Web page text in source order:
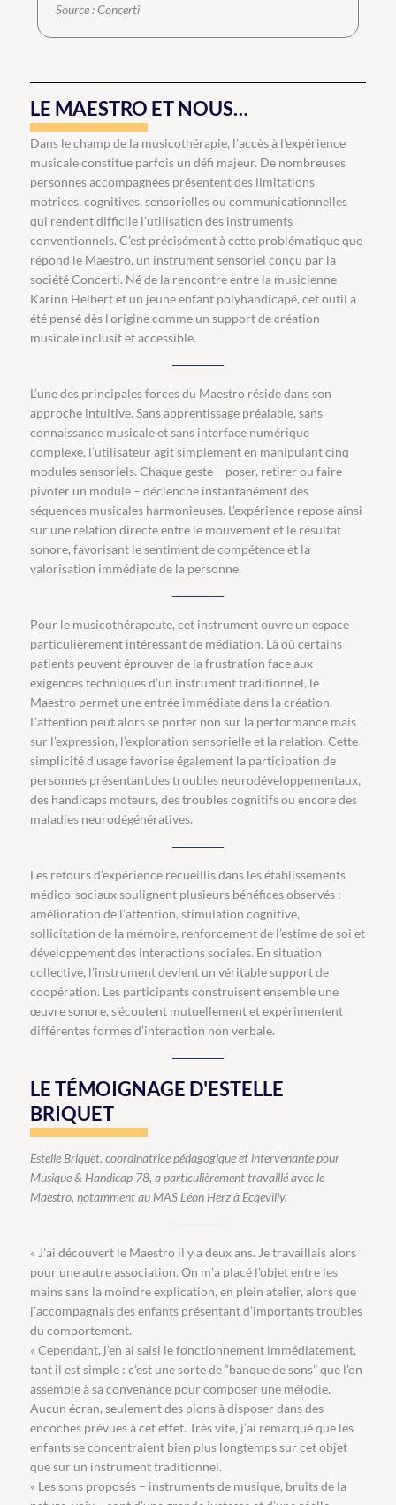
Source : Concerti
LE MAESTRO ET NOUS…
Dans le champ de la musicothérapie, l’accès à l’expérience
musicale constitue parfois un défi majeur. De nombreuses
personnes accompagnées présentent des limitations
motrices, cognitives, sensorielles ou communicationnelles
qui rendent difficile l’utilisation des instruments
conventionnels. C’est précisément à cette problématique que
répond le Maestro, un instrument sensoriel conçu par la
société Concerti. Né de la rencontre entre la musicienne
Karinn Helbert et un jeune enfant polyhandicapé, cet outil a
été pensé dès l’origine comme un support de création
musicale inclusif et accessible.
L’une des principales forces du Maestro réside dans son
approche intuitive. Sans apprentissage préalable, sans
connaissance musicale et sans interface numérique
complexe, l’utilisateur agit simplement en manipulant cinq
modules sensoriels. Chaque geste – poser, retirer ou faire
pivoter un module – déclenche instantanément des
séquences musicales harmonieuses. L’expérience repose ainsi
sur une relation directe entre le mouvement et le résultat
sonore, favorisant le sentiment de compétence et la
valorisation immédiate de la personne.
Pour le musicothérapeute, cet instrument ouvre un espace
particulièrement intéressant de médiation. Là où certains
patients peuvent éprouver de la frustration face aux
exigences techniques d’un instrument traditionnel, le
Maestro permet une entrée immédiate dans la création.
L’attention peut alors se porter non sur la performance mais
sur l’expression, l’exploration sensorielle et la relation. Cette
simplicité d’usage favorise également la participation de
personnes présentant des troubles neurodéveloppementaux,
des handicaps moteurs, des troubles cognitifs ou encore des
maladies neurodégénératives.
Les retours d’expérience recueillis dans les établissements
médico-sociaux soulignent plusieurs bénéfices observés :
amélioration de l’attention, stimulation cognitive,
sollicitation de la mémoire, renforcement de l’estime de soi et
développement des interactions sociales. En situation
collective, l’instrument devient un véritable support de
coopération. Les participants construisent ensemble une
œuvre sonore, s’écoutent mutuellement et expérimentent
différentes formes d’interaction non verbale.
LE TÉMOIGNAGE D'ESTELLE
BRIQUET
Estelle Briquet, coordinatrice pédagogique et intervenante pour
Musique & Handicap 78, a particulièrement travaillé avec le
Maestro, notamment au MAS Léon Herz à Ecqevilly.
« J’ai découvert le Maestro il y a deux ans. Je travaillais alors
pour une autre association. On m’a placé l’objet entre les
mains sans la moindre explication, en plein atelier, alors que
j’accompagnais des enfants présentant d’importants troubles
du comportement.
« Cependant, j’en ai saisi le fonctionnement immédiatement,
tant il est simple : c’est une sorte de “banque de sons” que l’on
assemble à sa convenance pour composer une mélodie.
Aucun écran, seulement des pions à disposer dans des
encoches prévues à cet effet. Très vite, j’ai remarqué que les
enfants se concentraient bien plus longtemps sur cet objet
que sur un instrument traditionnel.
« Les sons proposés – instruments de musique, bruits de la